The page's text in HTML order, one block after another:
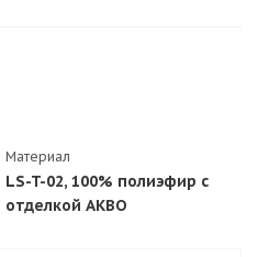
Материал
LS-T-02, 100% полиэфир с
отделкой АКВО